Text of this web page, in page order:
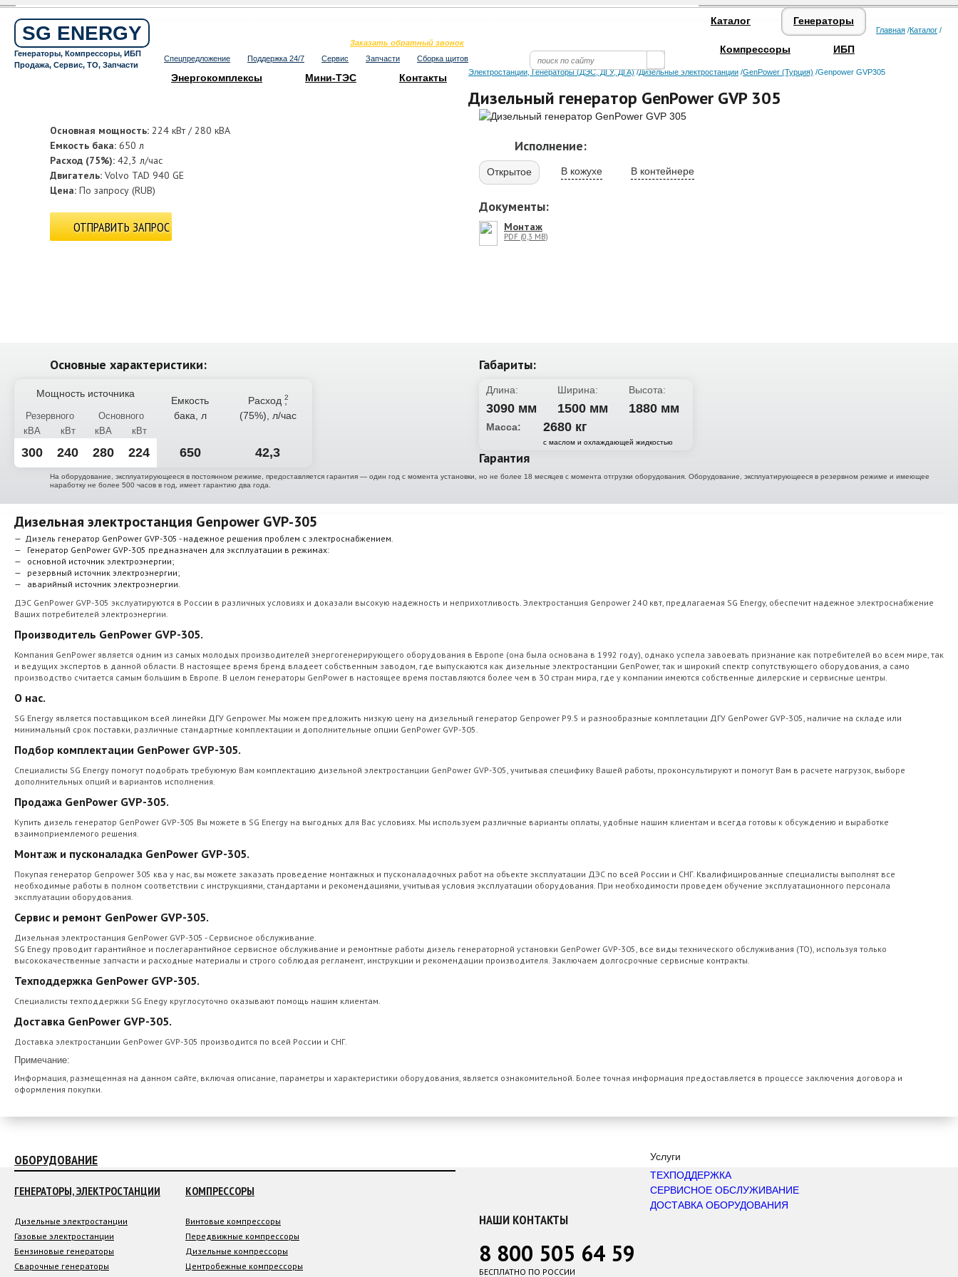
SG ENERGY
Генераторы, Компрессоры, ИБП
Продажа, Сервис, ТО, Запчасти
Заказать обратный звонок
Спецпредложение
Поддержка 24/7 Сервис Запчасти Сборка щитов
Каталог Генераторы
Компрессоры ИБП
Энергокомплексы Мини-ТЭС Контакты
Главная Каталог
Электростанции, Генераторы (ДЭС, ДГУ, ДГА) Дизельные электростанции GenPower (Турция) Genpower GVP305
Дизельный генератор GenPower GVP 305
Основная мощность: 224 кВт / 280 кВА
Емкость бака: 650 л
Расход (75%): 42,3 л/час
Двигатель: Volvo TAD 940 GE
Цена: По запросу (RUB)
ОТПРАВИТЬ ЗАПРОС
Исполнение:
Открытое В кожухе В контейнере
Документы:
Монтаж
PDF (0,3 MB)
Основные характеристики:
Мощность источника
Емкость
бака, л
Расход ,
(75%), л/час
Резервного
Основного
кВА
кВт кВА кВт
300 240 280 224 650 42,3
Габариты:
Длина: Ширина: Высота:
3090 мм 1500 мм 1880 мм
Масса: 2680 кг
с маслом и охлаждающей жидкостью
Гарантия
На оборудование, эксплуатирующееся в постоянном режиме, предоставляется гарантия — один год с момента установки, но не более 18 месяцев с момента отгрузки оборудования. Оборудование, эксплуатирующееся в резервном режиме и имеющее
наработку не более 500 часов в год, имеет гарантию два года.
Дизельная электростанция Genpower GVP-305
Дизель генератор GenPower GVP-305 - надежное решения проблем с электроснабжением.
Генератор GenPower GVP-305 предназначен для эксплуатации в режимах:
основной источник электроэнергии;
резервный источник электроэнергии;
аварийный источник электроэнергии.
ДЭС GenPower GVP-305 экслуатируются в России в различных условиях и доказали высокую надежность и неприхотливость. Электростанция Genpower 240 квт, предлагаемая SG Energy, обеспечит надежное электроснабжение
Ваших потребителей электроэнергии.
Производитель GenPower GVP-305.
Компания GenPower является одним из самых молодых производителей энергогенерирующего оборудования в Европе (она была основана в 1992 году), однако успела завоевать признание как потребителей во всем мире, так
и ведущих экспертов в данной области. В настоящее время бренд владеет собственным заводом, где выпускаются как дизельные электростанции GenPower, так и широкий спектр сопутствующего оборудования, а само
производство считается самым большим в Европе. В целом генераторы GenPower в настоящее время поставляются более чем в 30 стран мира, где у компании имеются собственные дилерские и сервисные центры.
О нас.
SG Energy является поставщиком всей линейки ДГУ Genpower. Мы можем предложить низкую цену на дизельный генератор Genpower P9.5 и разнообразные комплетации ДГУ GenPower GVP-305, наличие на складе или
минимальный срок поставки, различные стандартные комплектации и дополнительные опции GenPower GVP-305.
Подбор комплектации GenPower GVP-305.
Специалисты SG Energy помогут подобрать требуюмую Вам комплектацию дизельной электростанции GenPower GVP-305, учитывая специфику Вашей работы, проконсультируют и помогут Вам в расчете нагрузок, выборе
дополнительных опций и вариантов исполнения.
Продажа GenPower GVP-305.
Купить дизель генератор GenPower GVP-305 Вы можете в SG Energy на выгодных для Вас условиях. Мы используем различные варианты оплаты, удобные нашим клиентам и всегда готовы к обсуждению и выработке
взаимоприемлемого решения.
Монтаж и пусконаладка GenPower GVP-305.
Покупая генератор Genpower 305 ква у нас, вы можете заказать проведение монтажных и пусконаладочных работ на объекте эксплуатации ДЭС по всей России и СНГ. Квалифицированные специалисты выполнят все
необходимые работы в полном соответствии с инструкциями, стандартами и рекомендациями, учитывая условия эксплуатации оборудования. При необходимости проведем обучение эксплуатационного персонала
эксплуатации оборудования.
Сервис и ремонт GenPower GVP-305.
Дизельная электростанция GenPower GVP-305 - Сервисное обслуживание.
SG Enegy проводит гарантийное и послегарантийное сервисное обслуживание и ремонтные работы дизель генераторной установки GenPower GVP-305, все виды технического обслуживания (ТО), используя только
высококачественные запчасти и расходные материалы и строго соблюдая регламент, инструкции и рекомендации производителя. Заключаем долгосрочные сервисные контракты.
Техподдержка GenPower GVP-305.
Специалисты техподдержки SG Enegy круглосуточно оказывают помощь нашим клиентам.
Доставка GenPower GVP-305.
Доставка электростанции GenPower GVP-305 производится по всей России и СНГ.
Примечание:
Информация, размещенная на данном сайте, включая описание, параметры и характеристики оборудования, является ознакомительной. Более точная информация предоставляется в процессе заключения договора и
оформления покупки.
ОБОРУДОВАНИЕ
ГЕНЕРАТОРЫ, ЭЛЕКТРОСТАНЦИИ
Дизельные электростанции
Газовые электростанции
Бензиновые генераторы
Сварочные генераторы
КОМПРЕССОРЫ
Винтовые компрессоры
Передвижные компрессоры
Дизельные компрессоры
Центробежные компрессоры
Услуги
ТЕХПОДДЕРЖКА
СЕРВИСНОЕ ОБСЛУЖИВАНИЕ
ДОСТАВКА ОБОРУДОВАНИЯ
НАШИ КОНТАКТЫ
8 800 505 64 59
БЕСПЛАТНО ПО РОССИИ